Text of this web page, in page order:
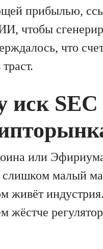
прибылью,
чтобы
что
иск
или
слишком малый
живёт
жёстче